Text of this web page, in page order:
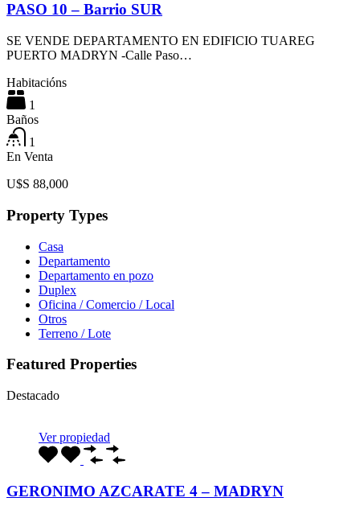
PASO 10 – Barrio SUR
SE VENDE DEPARTAMENTO EN EDIFICIO TUAREG
PUERTO MADRYN -Calle Paso…
Habitacións
1
Baños
1
En Venta
U$S 88,000
Property Types
Casa
Departamento
Departamento en pozo
Duplex
Oficina / Comercio / Local
Otros
Terreno / Lote
Featured Properties
Destacado
Ver propiedad
GERONIMO AZCARATE 4 – MADRYN